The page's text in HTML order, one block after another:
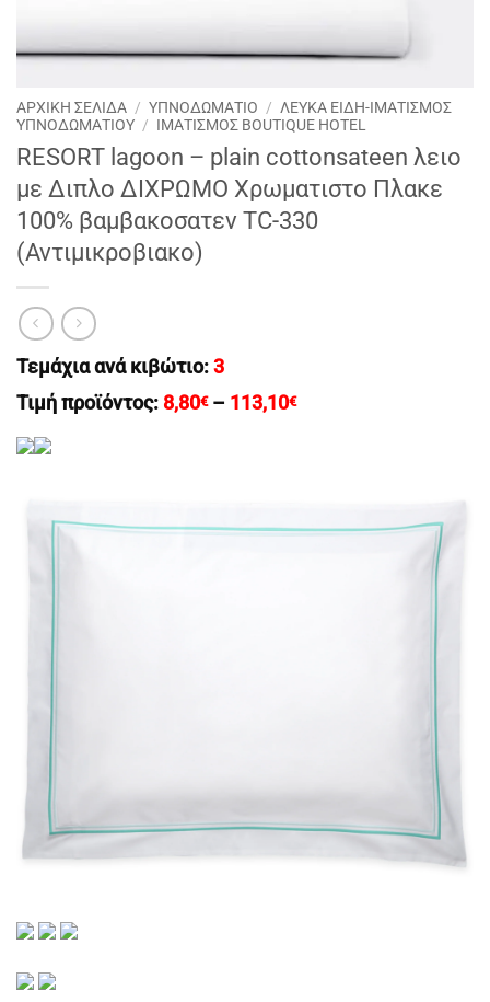
ΑΡΧΙΚΉ ΣΕΛΊΔΑ / ΥΠΝΟΔΩΜΑΤΙΟ / ΛΕΥΚΑ ΕΙΔΗ-ΙΜΑΤΙΣΜΟΣ
ΥΠΝΟΔΩΜΑΤΙΟΥ / ΙΜΑΤΙΣΜΌΣ BOUTIQUE HOTEL
RESORT lagoon – plain cottonsateen λειο
με Διπλο ΔΙΧΡΩΜΟ Χρωματιστo Πλακε
100% βαμβακοσατεν TC-330
(Αντιμικροβιακο)
Τεμάχια ανά κιβώτιο: 3
Τιμή προϊόντος: 8,80€ – 113,10€Price